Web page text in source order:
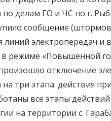
делам ГО и ЧС по г.
сообщение
линий электропередач
режиме «Повышенной
отключение
три этапа: действия
все этапы
на территории с.